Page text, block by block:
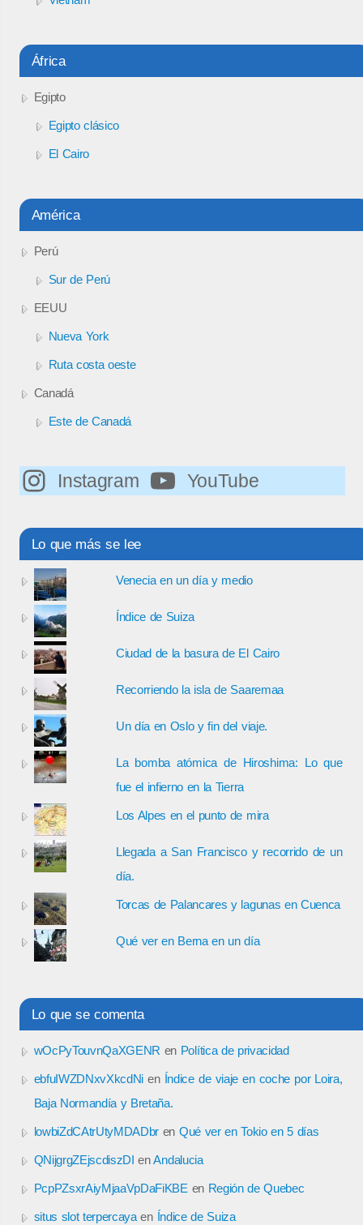
África
Egipto
Egipto clásico
El Cairo
América
Perú
Sur de Perú
EEUU
Nueva York
Ruta costa oeste
Canadá
Este de Canadá
Instagram YouTube
Lo que más se lee
Venecia en un día y medio
Índice de Suiza
Ciudad de la basura de El Cairo
Recorriendo la isla de Saaremaa
Un día en Oslo y fin del viaje.
La bomba atómica de Hiroshima: Lo que
fue el infierno en la Tierra
Los Alpes en el punto de mira
Llegada a San Francisco y recorrido de un
día.
Torcas de Palancares y lagunas en Cuenca
Qué ver en Berna en un día
Lo que se comenta
wOcPyTouvnQaXGENR en Política de privacidad
ebfuIWZDNxvXkcdNi en Índice de viaje en coche por Loira,
Baja Normandía y Bretaña.
lowbiZdCAtrUtyMDADbr en Qué ver en Tokio en 5 días
QNijgrgZEjscdiszDI enAndalucia
PcpPZsxrAiyMjaaVpDaFiKBEen Región de Quebec
situs slot terpercayaen Índice de Suiza